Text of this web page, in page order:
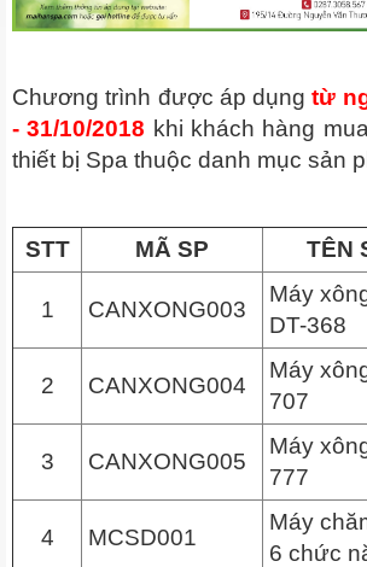
Chương trình được áp dụngtừ
- 31/10/2018 khi khách hàng
thiết bị Spa thuộc danh mục sản
STT MÃ SP TÊN
1 CANXONG003
Máy
DT-368
2 CANXONG004
Máy
707
3 CANXONG005
Máy
777
4 MCSD001
Máy
6 chức